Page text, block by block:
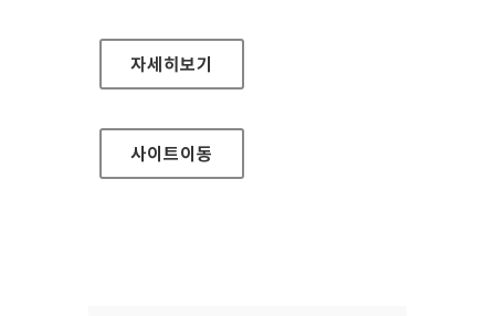
더불어꿈 홈페이지
자세히보기
사이트이동